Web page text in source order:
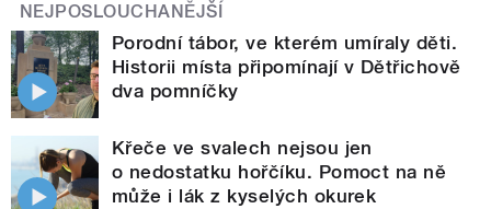
NEJPOSLOUCHANĚJŠÍ
Porodní tábor, ve kterém umíraly děti.
Historii místa připomínají v Dětřichově
dva pomníčky
Křeče ve svalech nejsou jen
o nedostatku hořčíku. Pomoct na ně
může i lák z kyselých okurek